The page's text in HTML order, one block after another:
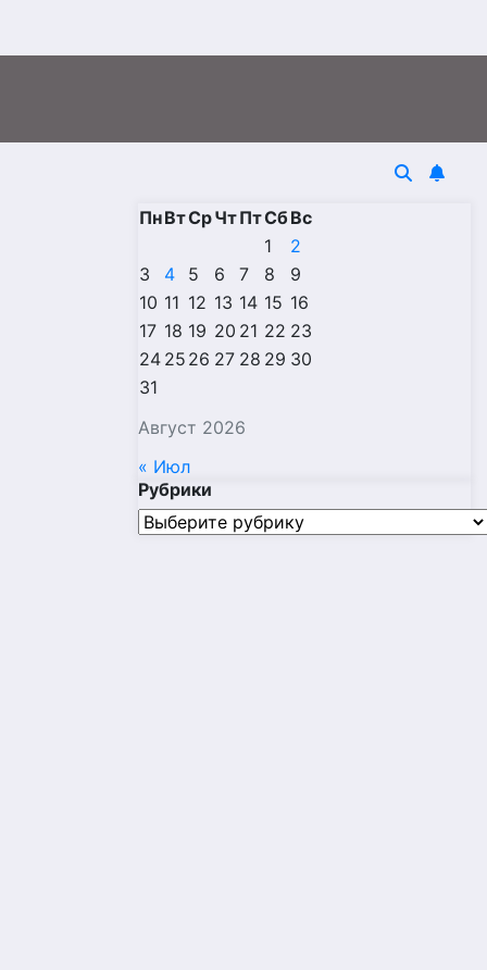
Август 2026
ПнВтСрЧтПтСбВс
1
2
3
4 5 6 7 8
9
10 11 12 13 14 15 16
17 18 19 20 21 22 23
24 25 26 27 28 29 30
31
« Июл
Рубрики
Рубрики